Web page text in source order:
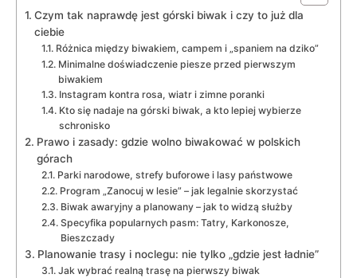
Czym tak naprawdę jest górski biwak i czy to już dla
ciebie
Różnica między biwakiem, campem i „spaniem na dziko”
Minimalne doświadczenie piesze przed pierwszym
biwakiem
Instagram kontra rosa, wiatr i zimne poranki
Kto się nadaje na górski biwak, a kto lepiej wybierze
schronisko
Prawo i zasady: gdzie wolno biwakować w polskich
górach
Parki narodowe, strefy buforowe i lasy państwowe
Program „Zanocuj w lesie” – jak legalnie skorzystać
Biwak awaryjny a planowany – jak to widzą służby
Specyfika popularnych pasm: Tatry, Karkonosze,
Bieszczady
Planowanie trasy i noclegu: nie tylko „gdzie jest ładnie”
Jak wybrać realną trasę na pierwszy biwak